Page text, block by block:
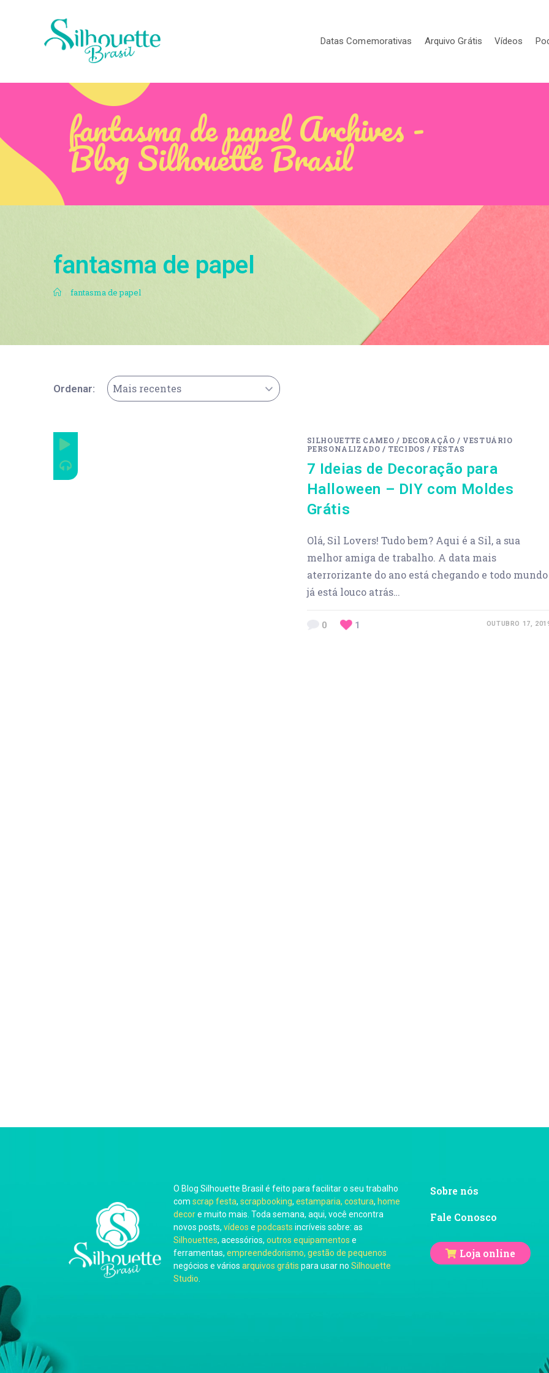
Datas Comemorativas Arquivo Grátis Vídeos
fantasma de papel Archives -
Blog Silhouette Brasil
fantasma de papel
. fantasma de papel
Ordenar: Mais recentes
SILHOUETTE CAMEO / DECORAÇÃO / VESTUÁRIO
PERSONALIZADO / TECIDOS / FESTAS
7 Ideias de Decoração para
Halloween – DIY com Moldes
Grátis
Olá, Sil Lovers! Tudo bem? Aqui é a Sil, a sua
melhor amiga de trabalho. A data mais
aterrorizante do ano está chegando e todo mundo
já está louco atrás…
0 1 OUTUBRO 17,
O Blog Silhouette Brasil é feito para facilitar o seu trabalho
com scrap festa, scrapbooking, estamparia, costura, home
decore muito mais. Toda semana, aqui, você encontra
novos posts, vídeos e podcasts incríveis sobre: as
Silhouettes, acessórios, outros equipamentos e
ferramentas, empreendedorismo, gestão de pequenos
negócios e vários arquivos grátis para usar no Silhouette
Studio
Sobre nós
Fale Conosco
Loja online